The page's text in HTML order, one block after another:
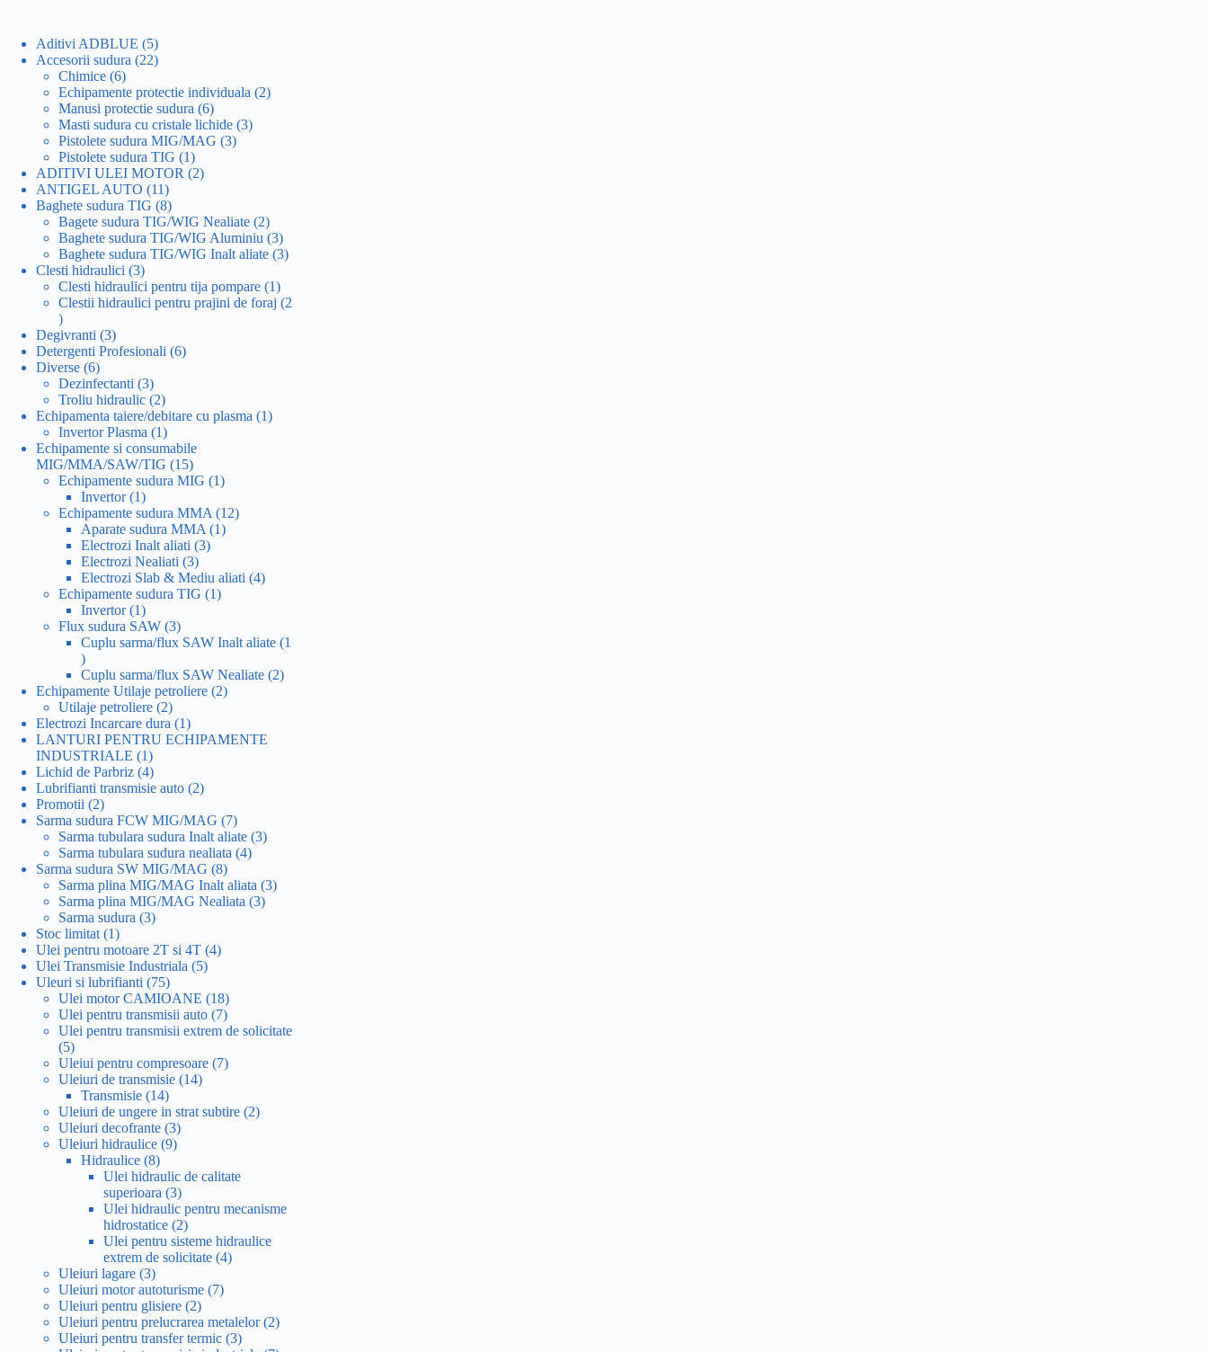
Aditivi ADBLUE 55
produse
Accesorii sudura 2222
produse
Chimice 66
produse
Echipamente protectie individuala 22
Manusi protectie sudura 66
produse
Masti sudura cu cristale lichide 33
Pistolete sudura MIG/MAG 33
Pistolete sudura TIG 11
produs
ADITIVI ULEI MOTOR 22
ANTIGEL AUTO 1111
produse
Baghete sudura TIG 88
produse
Bagete sudura TIG/WIG Nealiate 22
produse
Baghete sudura TIG/WIG Aluminiu 33
produse
Baghete sudura TIG/WIG Inalt aliate 33
Clesti hidraulici 33
produse
Clesti hidraulici pentru tija pompare 11
produs
Clestii hidraulici pentru prajini de foraj
2
2
produse
Degivranti 33
produse
Detergenti Profesionali 66
Diverse 66
produse
Dezinfectanti 33
produse
Troliu hidraulic 22
produse
Echipamenta taiere/debitare cu plasma 11
Invertor Plasma 11
produs
Echipamente si consumabile
MIG/MMA/SAW/TIG
1515
produse
Echipamente sudura MIG 11
Invertor 11
produs
Echipamente sudura MMA 1212
Aparate sudura MMA 11
Electrozi Inalt aliati 33
Electrozi Nealiati 33
produse
Electrozi Slab & Mediu aliati 44
Echipamente sudura TIG 11
Invertor 11
produs
Flux sudura SAW 33
produse
Cuplu sarma/flux SAW Inalt aliate 1
1
produs
Cuplu sarma/flux SAW Nealiate 22
Echipamente Utilaje petroliere 22
Utilaje petroliere 22
produse
Electrozi Incarcare dura 11
produs
LANTURI PENTRU ECHIPAMENTE
INDUSTRIALE
11
produs
Lichid de Parbriz 44
produse
Lubrifianti transmisie auto 22
Promotii 22
produse
Sarma sudura FCW MIG/MAG 77
produse
Sarma tubulara sudura Inalt aliate 33
Sarma tubulara sudura nealiata 44
Sarma sudura SW MIG/MAG 88
produse
Sarma plina MIG/MAG Inalt aliata 33
Sarma plina MIG/MAG Nealiata 33
Sarma sudura 33
Stoc limitat 11
produs
Ulei pentru motoare 2T si 4T 44
Ulei Transmisie Industriala 55
Uleuri si lubrifianti 7575
de
produse
Ulei motor CAMIOANE 1818
produse
Ulei pentru transmisii auto 77
produse
Ulei pentru transmisii extrem de solicitate
55
produse
Uleiui pentru compresoare 77
Uleiuri de transmisie 1414
Transmisie 1414
produse
Uleiuri de ungere in strat subtire 22
Uleiuri decofrante 33
produse
Uleiuri hidraulice 99
Hidraulice 88
produse
Ulei hidraulic de calitate
superioara 33
produse
Ulei hidraulic pentru mecanisme
hidrostatice 22
produse
Ulei pentru sisteme hidraulice
extrem de solicitate 44
Uleiuri lagare 33
produse
Uleiuri motor autoturisme 77
Uleiuri pentru glisiere 22
produse
Uleiuri pentru prelucrarea metalelor 22
Uleiuri pentru transfer termic 33